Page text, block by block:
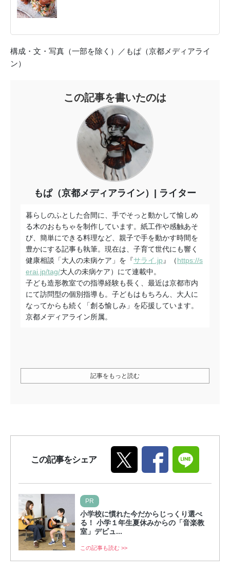
構成・文・写真（一部を除く）／もぱ（京都メディアライ
ン）
この記事を書いたのは
もぱ（京都メディアライン） ライター
暮らしのふとした合間に、手でそっと動かして愉しめ
る木のおもちゃを制作しています。紙工作や感触あそ
び、簡単にできる料理など、親子で手を動かす時間を
豊かにする記事も執筆。現在は、子育て世代にも響く
健康相談「大人の未病ケア」を『サライ.jp 』（https://s
erai.jp/tag/大人の未病ケア）にて連載中。
子ども造形教室での指導経験も長く、最近は京都市内
にて訪問型の個別指導も。子どもはもちろん、大人に
なってからも続く「創る愉しみ」を応援しています。
京都メディアライン所属。
記事をもっと読む
この記事をシェア
PR
小学校に慣れた今だからじっくり選べ
る！ 小学１年生夏休みからの「音楽教
室」デビュ...
この記事も読む >>